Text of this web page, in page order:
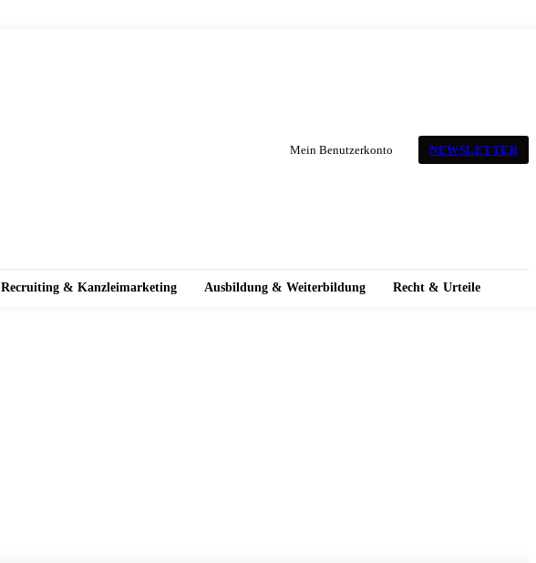
Mein Benutzerkonto NEWSLETTER
Recruiting & Kanzleimarketing Ausbildung & Weiterbildung Recht & Urteile